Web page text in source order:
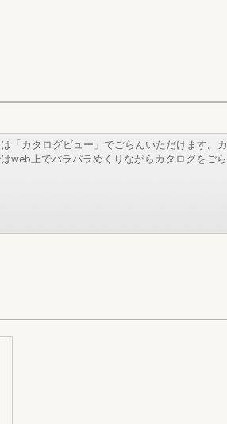
「カタログビュー」でごらんいただけます。カ
web上でパラパラめくりながらカタログをごら